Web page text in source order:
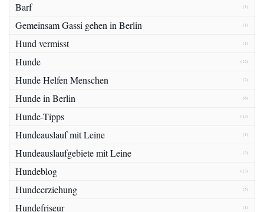
Barf (1)
Gemeinsam Gassi gehen in Berlin (1)
Hund vermisst (1)
Hunde (12)
Hunde Helfen Menschen (2)
Hunde in Berlin (6)
Hunde-Tipps (13)
Hundeauslauf mit Leine (1)
Hundeauslaufgebiete mit Leine (3)
Hundeblog (13)
Hundeerziehung (5)
Hundefriseur (1)